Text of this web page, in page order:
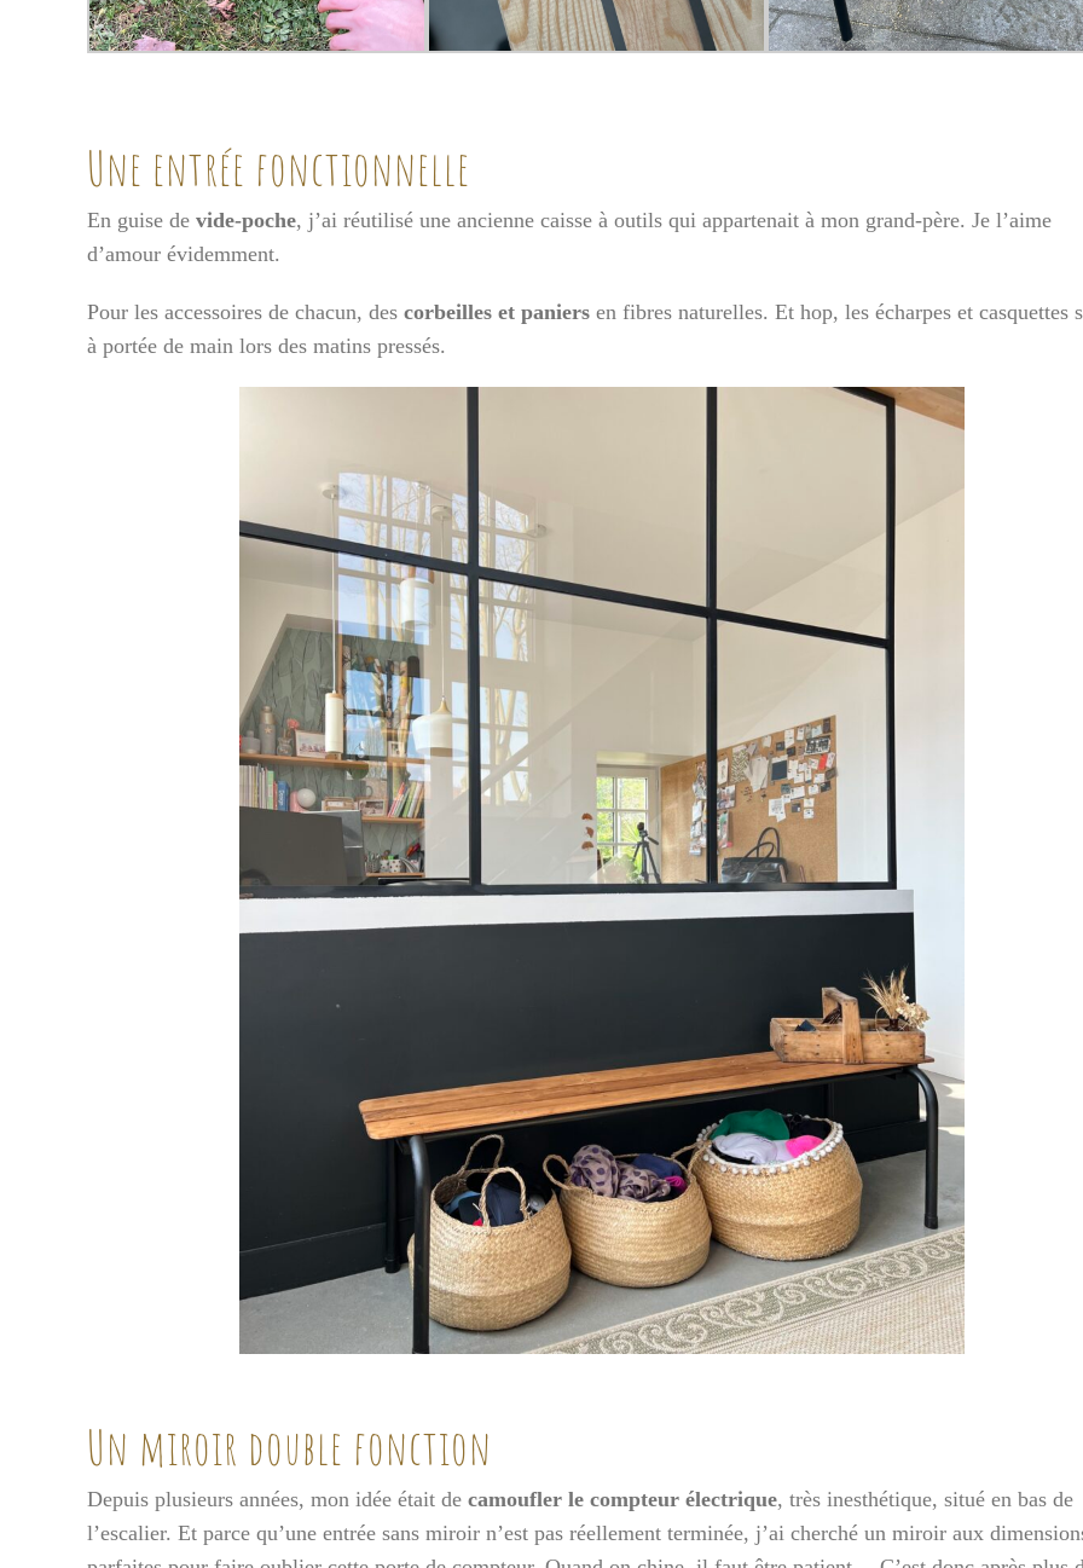
Une entrée fonctionnelle
En guise de vide-poche, j’ai réutilisé une ancienne caisse à outils qui appartenait à mon grand-père. Je l’aime
d’amour évidemment.
Pour les accessoires de chacun, des corbeilles et paniers en fibres naturelles. Et hop, les écharpes et casquettes
à portée de main lors des matins pressés.
Un miroir double fonction
Depuis plusieurs années, mon idée était de camoufler le compteur électrique, très inesthétique, situé en bas de
l’escalier. Et parce qu’une entrée sans miroir n’est pas réellement terminée, j’ai cherché un miroir aux